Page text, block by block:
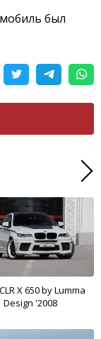
был
X 650 by Lumma
Design '2008